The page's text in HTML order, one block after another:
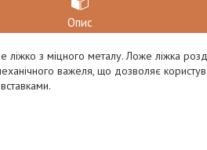
Опис
ліжко з міцного металу. Ложе ліжка
важеля, що дозволяє